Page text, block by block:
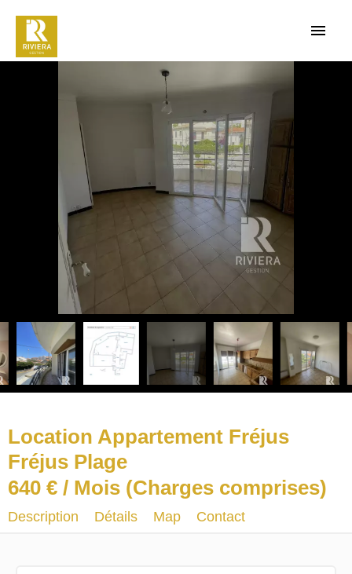
Location Appartement Fréjus
Fréjus Plage
640 € / Mois (Charges comprises)
Description Détails Map Contact